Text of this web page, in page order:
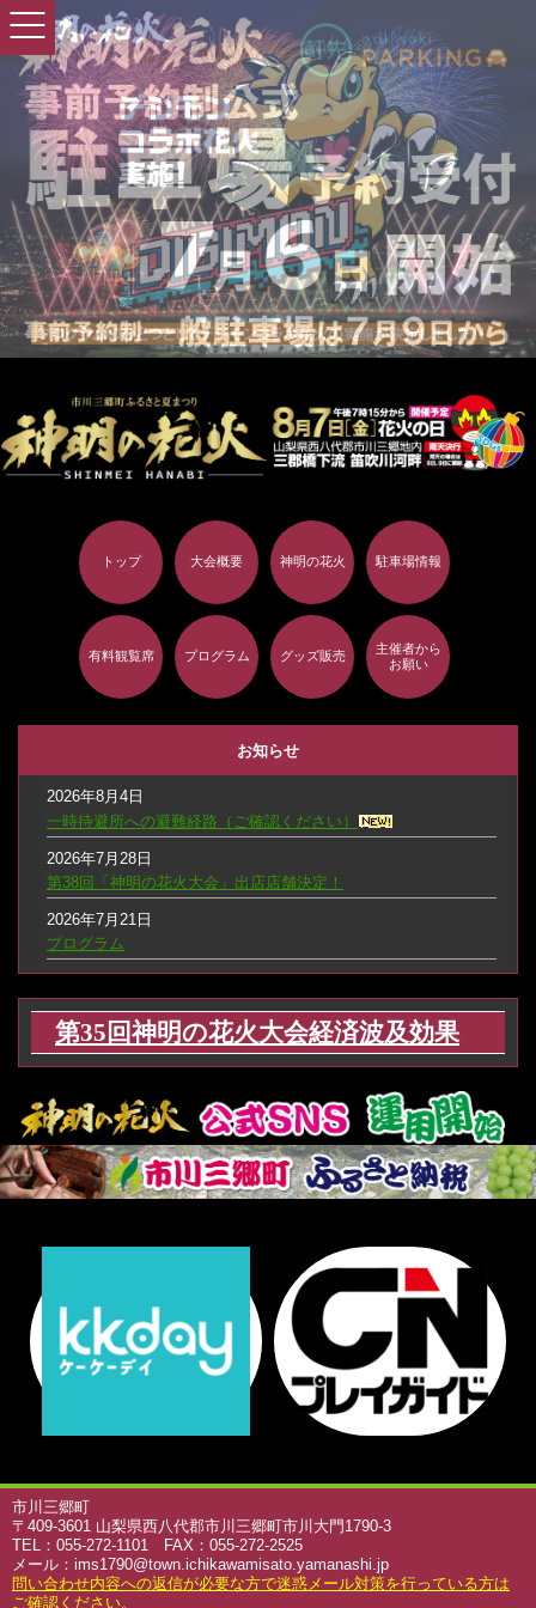
ナ
ビ
トップ 大会概要 神明の花火 駐車場情報
有料観覧席 プログラム グッズ販売
主催者から
お願い
お知らせ
2026年8月4日
一時待避所への避難経路（ご確認ください）
2026年7月28日
第38回「神明の花火大会」出店店舗決定！
2026年7月21日
プログラム
第38回 神明の花火協賛者一覧
2026年7月21日
無料観覧エリア場所取りについて
2026年7月21日
大会概要
2026年7月6日
駐車場情報（随時更新中）
有料観覧席
神明の花火アンバサダー就任
2026年6月26日
神明の花火ふるさと応援商品券
第35回神明の花火大会経済波及効果
市川三郷町
〒409-3601 山梨県西八代郡市川三郷町市川大門1790-3
TEL：055-272-1101 FAX：055-272-2525
メール：ims1790@town.ichikawamisato.yamanashi.jp
問い合わせ内容への返信が必要な方で迷惑メール対策を行っている方は
ご確認ください。